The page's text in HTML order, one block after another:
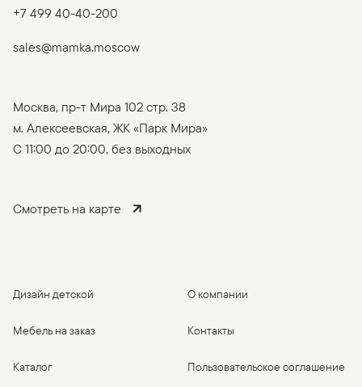
+7 499 40-40-200
sales@mamka.moscow
Москва, пр-т Мира 102 стр. 38
м. Алексеевская, ЖК «Парк Мира»
C 11:00 до 20:00, без выходных
Смотреть на карте
Дизайн детской
Мебель на заказ
Каталог
О компании
Контакты
Пользовательское соглашение